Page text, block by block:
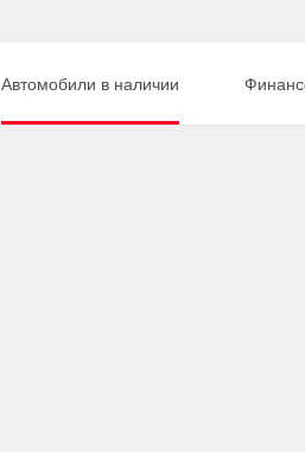
Автомобили в наличии
1